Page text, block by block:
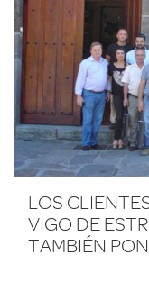
LOS
VIGO DE
TAMBIÉN